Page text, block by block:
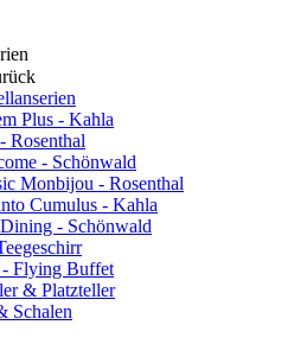
Plus - Kahla
Rosenthal
- Schönwald
Monbijou - Rosenthal
Cumulus - Kahla
- Schönwald
Flying Buffet
& Platzteller
Schalen